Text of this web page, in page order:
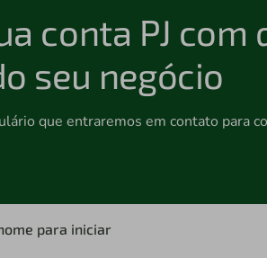
conta PJ com
seu negócio
que entraremos em contato para
para iniciar